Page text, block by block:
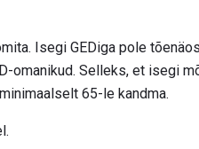
Isegi GEDiga pole
omanikud. Selleks, et isegi
65-le kandma.